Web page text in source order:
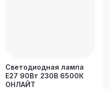
Светодиодная лампа
E27 90Вт 230В 6500К
ОНЛАЙТ